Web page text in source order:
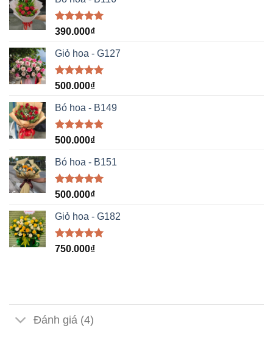
Được xếp
5 sao
390.000₫
Giỏ hoa - G127
Được xếp
5 sao
500.000₫
Bó hoa - B149
Được xếp
5 sao
500.000₫
Bó hoa - B151
Được xếp
5 sao
500.000₫
Giỏ hoa - G182
Được xếp
750.000₫
Đánh giá (4)